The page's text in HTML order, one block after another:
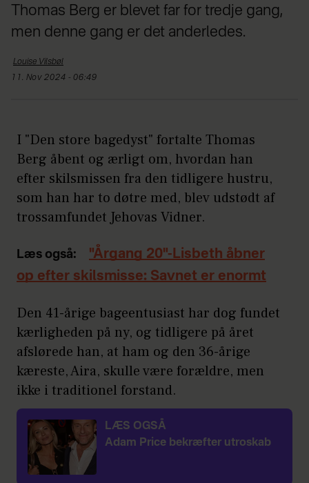
Thomas Berg er blevet far for tredje gang,
men denne gang er det anderledes.
Louise Vilsbøl
11. Nov 2024 - 06:49
I "Den store bagedyst" fortalte Thomas
Berg åbent og ærligt om, hvordan han
efter skilsmissen fra den tidligere hustru,
som han har to døtre med, blev udstødt af
trossamfundet Jehovas Vidner.
Læs også:
"Årgang 20"-Lisbeth åbner
op efter skilsmisse: Savnet er enormt
Den 41-årige bageentusiast har dog fundet
kærligheden på ny, og tidligere på året
afslørede han, at ham og den 36-årige
kæreste, Aira, skulle være forældre, men
ikke i traditionel forstand.
LÆS OGSÅ
Adam Price bekræfter utroskab